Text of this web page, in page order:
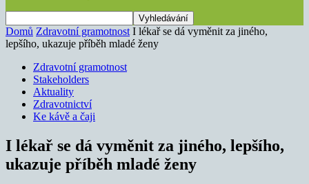
Domů Zdravotní gramotnost I lékař se dá vyměnit za jiného,
lepšího, ukazuje příběh mladé ženy
Zdravotní gramotnost
Stakeholders
Aktuality
Zdravotnictví
Ke kávě a čaji
I lékař se dá vyměnit za jiného, lepšího,
ukazuje příběh mladé ženy